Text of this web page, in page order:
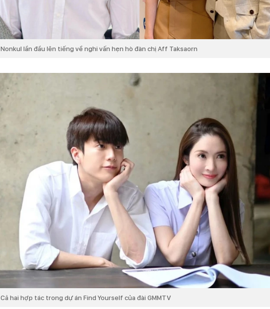
Nonkul lần đầu lên tiếng về nghi vấn hẹn hò đàn chị Aff Taksaorn
Cả hai hợp tác trong dự án Find Yourself của đài GMMTV